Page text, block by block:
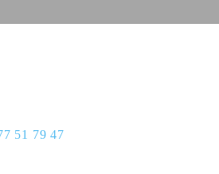
51 79 47